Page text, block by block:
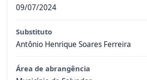
09/07/2024
Substituto
Antônio Henrique Soares Ferreira
Área de abrangência